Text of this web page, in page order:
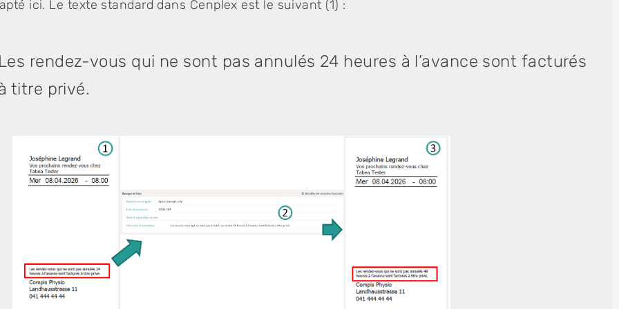
ici. Le texte standard dans Cenplex est le suivant (1) :
rendez-vous qui ne sont pas annulés 24 heures à l’avance sont facturés
titre privé.